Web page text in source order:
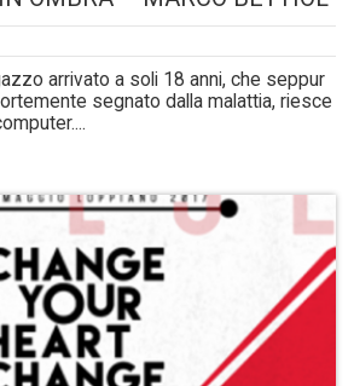
arrivato a soli 18 anni, che seppur
segnato dalla malattia, riesce